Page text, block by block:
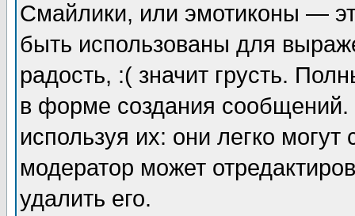
Смайлики, или эмотиконы —
быть использованы для
радость, :( значит грусть.
в форме создания сообщений.
используя их: они легко
модератор может
удалить его.